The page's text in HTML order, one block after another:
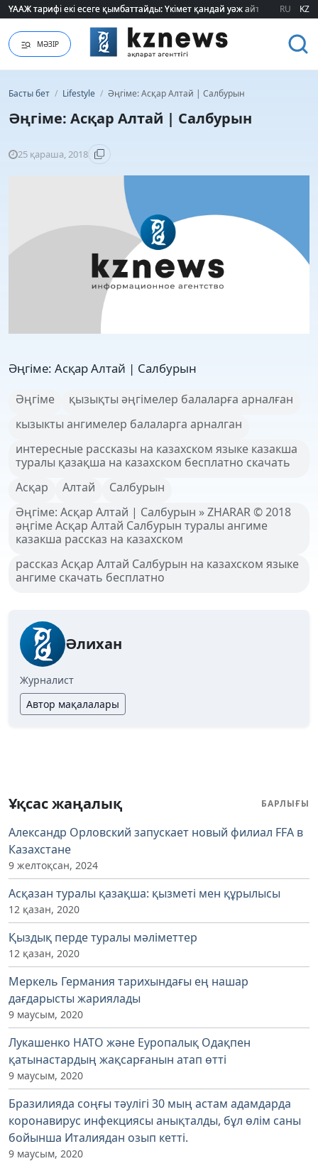
ҮААЖ тарифі екі есеге қымбаттайды: Үкімет қандай уәж айтады?
ҮААЖ тарифі екі есеге қымбаттайды: Үкімет қандай уәж айтады? RU KZ
МӘЗІР
Басты бет / Lifestyle / Әңгіме: Асқар Алтай | Салбурын
Әңгіме: Асқар Алтай | Салбурын
25 қараша, 2018
Әңгіме: Асқар Алтай | Салбурын
Әңгіме
қызықты әңгімелер балаларға арналған
кызыкты ангимелер балаларга арналган
интересные рассказы на казахском языке казакша
туралы қазақша на казахском бесплатно скачать
Асқар
Алтай
Салбурын
Әңгіме: Асқар Алтай | Салбурын » ZHARAR © 2018
әңгіме Асқар Алтай Салбурын туралы ангиме
казакша рассказ на казахском
рассказ Асқар Алтай Салбурын на казахском языке
ангиме скачать бесплатно
Әлихан
Журналист
Автор мақалалары
Ұқсас жаңалық БАРЛЫҒЫ
Александр Орловский запускает новый филиал FFA в
Казахстане
9 желтоқсан, 2024
Асқазан туралы қазақша: қызметі мен құрылысы
12 қазан, 2020
Қыздық перде туралы мәліметтер
12 қазан, 2020
Меркель Германия тарихындағы ең нашар
дағдарысты жариялады
9 маусым, 2020
Лукашенко НАТО және Еуропалық Одақпен
қатынастардың жақсарғанын атап өтті
9 маусым, 2020
Бразилияда соңғы тәулігі 30 мың астам адамдарда
коронавирус инфекциясы анықталды, бұл өлім саны
бойынша Италиядан озып кетті.
9 маусым, 2020